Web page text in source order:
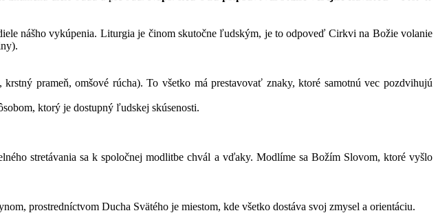
nášho vykúpenia. Liturgia je činom skutočne ľudským, je to odpoveď Cirkvi na Božie volanie
prameň, omšové rúcha). To všetko má prestavovať znaky, ktoré samotnú vec pozdvihujú
ktorý je dostupný ľudskej skúsenosti.
stretávania sa k spoločnej modlitbe chvál a vďaky. Modlíme sa Božím Slovom, ktoré vyšlo
prostredníctvom Ducha Svätého je miestom, kde všetko dostáva svoj zmysel a orientáciu.